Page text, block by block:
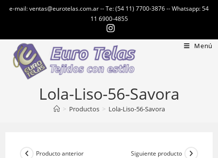
e-mail: ventas@eurotelas.com.ar -- Te: (54 11) 7700-3876 -- Whatsapp: 54
11 6900-4855
Menú
Lola-Liso-56-Savora
> Productos > Lola-Liso-56-Savora
Producto anterior Siguiente producto